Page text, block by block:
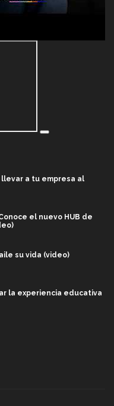
llevar a tu empresa al
el nuevo HUB de
su vida (video)
la experiencia educativa